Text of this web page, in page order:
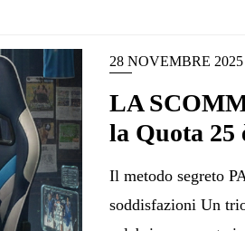
28 NOVEMBRE 2025
LA
la Quota 25
Il metodo segreto
soddisfazioni Un